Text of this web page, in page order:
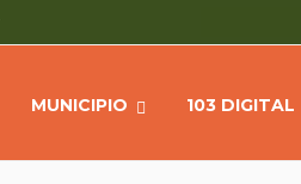
MUNICIPIO 103 DIGITAL